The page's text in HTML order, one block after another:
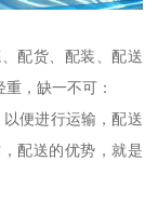
配货、配装、配送
，缺一不可：
便进行运输，配送
配送的优势，就是